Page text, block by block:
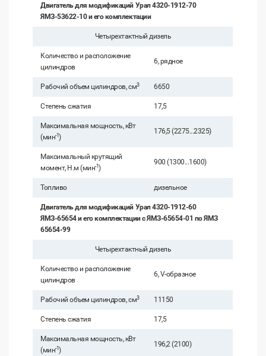
Двигатель для модификаций Урал 4320-1912-70
ЯМЗ-53622-10 и его комплектации
Четырехтактный дизель
Количество и расположение
цилиндров
6, рядное
Рабочий объем цилиндров, см3 6650
Степень сжатия 17,5
Максимальная мощность, кВт
(мин-1)
176,5 (2275...2325)
Максимальный крутящий
момент, Н.м (мин-1)
900 (1300...1600)
Топливо дизельное
Двигатель для модификаций Урал 4320-1912-60
ЯМЗ-65654 и его комплектации с ЯМЗ-65654-01 по ЯМЗ
65654-99
Четырехтактный дизель
Количество и расположение
цилиндров
6, V-образное
Рабочий объем цилиндров, см3 11150
Степень сжатия 17,5
Максимальная мощность, кВт
(мин-1)
196,2 (2100)